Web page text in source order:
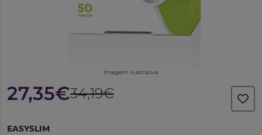
Imagem ilustrativa
27,35€34,19€
EASYSLIM